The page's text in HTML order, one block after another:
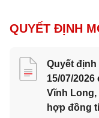
QUYẾT ĐỊNH
Quyết định
15/07/
Vĩnh Long,
hợp đồng